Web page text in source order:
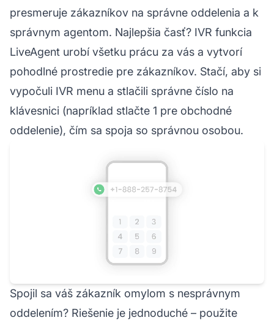
presmeruje zákazníkov na správne oddelenia a k
správnym agentom. Najlepšia časť? IVR funkcia
LiveAgent urobí všetku prácu za vás a vytvorí
pohodlné prostredie pre zákazníkov. Stačí, aby si
vypočuli IVR menu a stlačili správne číslo na
klávesnici (napríklad stlačte 1 pre obchodné
oddelenie), čím sa spoja so správnou osobou.
Spojil sa váš zákazník omylom s nesprávnym
oddelením? Riešenie je jednoduché – použite